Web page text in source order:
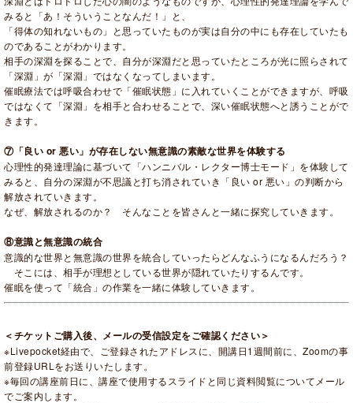
みると「あ！そういうことなんだ！」と、
「得体の知れないもの」と思っていたものが実は自分の中にも存在していたも
のであることがわかります。
相手の深淵を探ることで、自分が深淵だと思っていたところが光に照らされて
「深淵」が「深淵」ではなくなってしまいます。
催眠療法では呼吸合わせで「催眠状態」に入れていくことができますが、呼吸
ではなくて「深淵」を相手と合わせることで、深い催眠状態へと誘うことがで
きます。
⑦「良い or 悪い」が存在しない無意識の素敵な世界を体験する
心理性的発達理論に基づいて「ハンニバル・レクター博士モード」を体験して
みると、自分の深淵が不思議と打ち消されていき「良い or 悪い」の判断から
解放されていきます。
なぜ、解放されるのか？ そんなことを皆さんと一緒に探究していきます。
⑧意識と無意識の統合
意識的な世界と無意識の世界を統合していったらどんなふうになるんだろう？
そこには、相手が理想としている世界が隠れていたりするんです。
催眠を使って「統合」の作業を一緒に体験していきます。
＜チケットご購入後、メールの受信設定をご確認ください＞
※Livepocket経由で、ご登録されたアドレスに、開講日1週間前に、Zoomの事
前登録URLをお送りいたします。
※毎回の講座前日に、講座で使用するスライドと同じ資料閲覧についてメール
でご案内します。